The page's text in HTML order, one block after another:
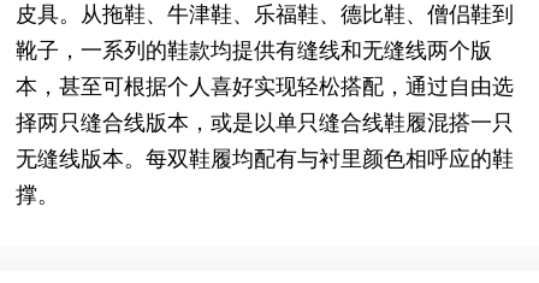
皮具。从拖鞋、牛津鞋、乐福鞋、德比鞋、僧侣鞋到
靴子，一系列的鞋款均提供有缝线和无缝线两个版
本，甚至可根据个人喜好实现轻松搭配，通过自由选
择两只缝合线版本，或是以单只缝合线鞋履混搭一只
无缝线版本。每双鞋履均配有与衬里颜色相呼应的鞋
撑。